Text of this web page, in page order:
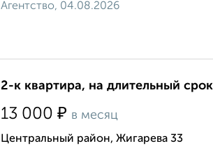
Агентство, 04.08.2026
2-к квартира, на длительный
13 000 ₽ в месяц
Центральный район, Жигарева 33